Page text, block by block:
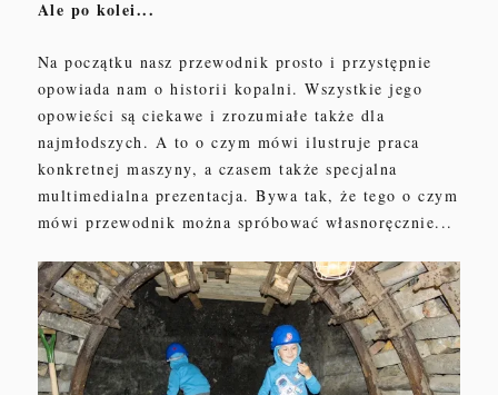
Ale po kolei...
Na początku nasz przewodnik prosto i przystępnie
opowiada nam o historii kopalni.Wszystkie jego
opowieści sąciekawe i zrozumiałe także dla
najmłodszych. A to o czym mówi ilustruje praca
konkretnej maszyny, a czasem także specjalna
multimedialna prezentacja.Bywa tak, że tego o czym
mówi przewodnik można spróbować własnoręcznie...